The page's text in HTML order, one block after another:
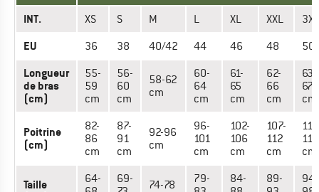
INT. XS S M L XL XXL 3XL
EU 36 38 40/42 44 46 48 50
Longueur
de bras
(cm)
55-
59
cm
56-
60
cm
58-62
cm
60-
64
cm
61-
65
cm
62-
66
cm
63-
67
cm
Poitrine
(cm)
82-
86
cm
87-
91
cm
92-96
cm
96-
101
cm
102-
106
cm
107-
112
cm
117
cm
Taille
64-
69-
74-78
79-
84-
89-
94-